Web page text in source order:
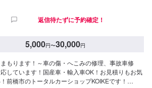
返信待たずに予約確定！
5,000円〜30,000円
もります！～車の傷・へこみの修理、事故車修
しています！国産車・輸入車OK！お見積りもお気
前橋市のトータルカーショップKOIKEです！